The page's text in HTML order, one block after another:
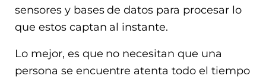
sensores y bases de datos para procesar lo
que estos captan al instante.
Lo mejor, es que no necesitan que una
persona se encuentre atenta todo el tiempo